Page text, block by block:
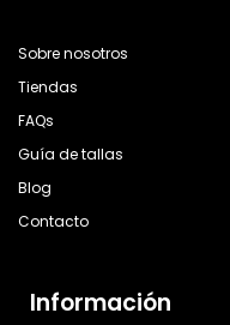
Sobre nosotros
Tiendas
FAQs
Guía de tallas
Blog
Contacto
Información